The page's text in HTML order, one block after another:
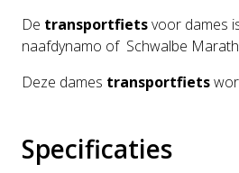
De transportfietsvoor dames
naafdynamo of Schwalbe
Deze dames transportfiets
Specificaties